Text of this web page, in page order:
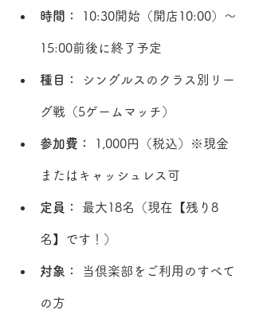
時間： 10:30開始（開店10:00）～
15:00前後に終了予定
種目： シングルスのクラス別リー
グ戦（5ゲームマッチ）
参加費： 1,000円（税込）※現金
またはキャッシュレス可
定員： 最大18名（現在【残り8
名】です！）
対象： 当倶楽部をご利用のすべて
の方